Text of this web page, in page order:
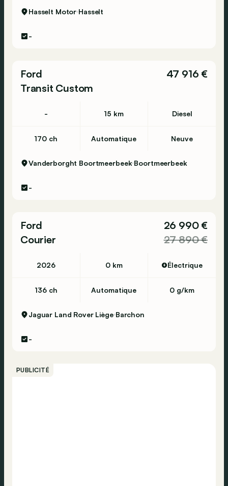
Hasselt Motor Hasselt
-
Ford
Transit Custom
47 916 €
- 15 km Diesel
170 ch Automatique Neuve
Vanderborght Boortmeerbeek Boortmeerbeek
-
Ford
Courier
26 990 €
27 890 €
2026 0 km Électrique
136 ch Automatique 0 g/km
Jaguar Land Rover Liège Barchon
-
PUBLICITÉ